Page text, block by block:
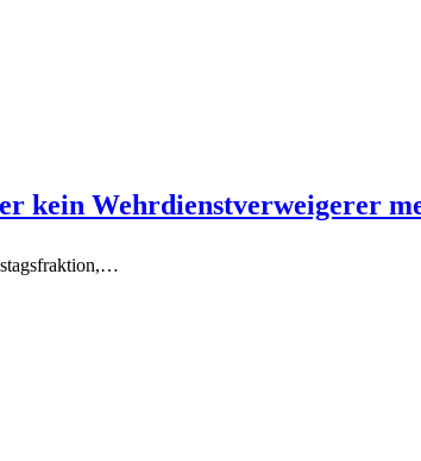
kein Wehrdienstverweigerer